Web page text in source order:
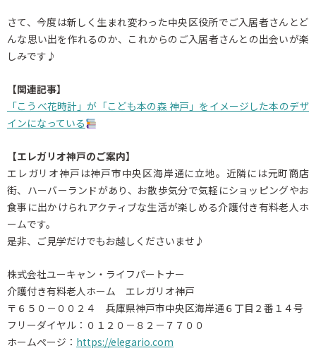
さて、今度は新しく生まれ変わった中央区役所でご入居者さんとど
んな思い出を作れるのか、これからのご入居者さんとの出会いが楽
しみです♪
【関連記事】
「こうべ花時計」が「こども本の森 神戸」をイメージした本のデザ
インになっている
【エレガリオ神戸のご案内】
エレガリオ神戸は神戸市中央区海岸通に立地。近隣には元町商店
街、ハーバーランドがあり、お散歩気分で気軽にショッピングやお
食事に出かけられアクティブな生活が楽しめる介護付き有料老人ホ
ームです。
是非、ご見学だけでもお越しくださいませ♪
株式会社ユーキャン・ライフパートナー
介護付き有料老人ホーム エレガリオ神戸
〒６５０－００２４ 兵庫県神戸市中央区海岸通６丁目２番１４号
フリーダイヤル：０１２０－８２－７７００
ホームページ： https://elegario.com